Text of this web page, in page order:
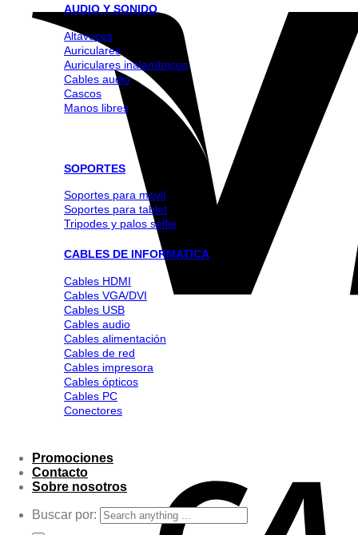
AUDIO Y SONIDO
Altavoces
Auriculares
Auriculares inalambricos
Cables audio
Cascos
Manos libres
SOPORTES
Soportes para movil
Soportes para tablet
Tripodes y palos selfie
CABLES DE INFORMATICA
Cables HDMI
Cables VGA/DVI
Cables USB
Cables audio
Cables alimentación
Cables de red
Cables impresora
Cables ópticos
Cables PC
Conectores
Promociones
Contacto
Sobre nosotros
Buscar por: